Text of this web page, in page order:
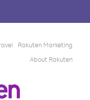
Rakuten Marketing
About Rakuten